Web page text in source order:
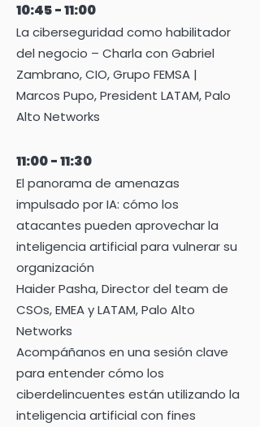
10:45 - 11:00
La ciberseguridad como habilitador
del negocio – Charla con Gabriel
Zambrano, CIO, Grupo FEMSA |
Marcos Pupo, President LATAM, Palo
Alto Networks
11:00 - 11:30
El panorama de amenazas
impulsado por IA: cómo los
atacantes pueden aprovechar la
inteligencia artificial para vulnerar su
organización
Haider Pasha, Director del team de
CSOs, EMEA y LATAM, Palo Alto
Networks
Acompáñanos en una sesión clave
para entender cómo los
ciberdelincuentes están utilizando la
inteligencia artificial con fines